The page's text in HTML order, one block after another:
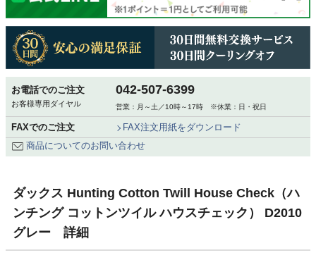
お電話でのご注文
お客様専用ダイヤル
042-507-6399
営業：月～土／10時～17時 ※休業：日・祝日
FAXでのご注文
FAX注文用紙をダウンロード
商品についてのお問い合わせ
ダックス Hunting Cotton Twill House Check（ハ
ンチング コットンツイル ハウスチェック） D2010
グレー 詳細